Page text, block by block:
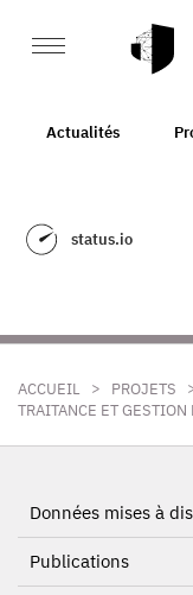
Actualités
status.io
ACCUEIL > PROJETS
TRAITANCE ET
Données mises à
Publications